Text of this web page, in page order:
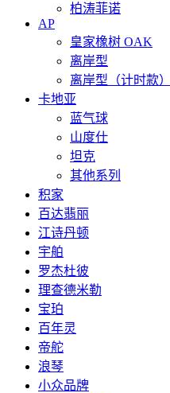
柏涛菲诺
AP
皇家橡树 OAK
离岸型
离岸型（计时款）
卡地亚
蓝气球
山度仕
坦克
其他系列
积家
百达翡丽
江诗丹顿
宇舶
罗杰杜彼
理查德米勒
宝珀
百年灵
帝舵
浪琴
小众品牌